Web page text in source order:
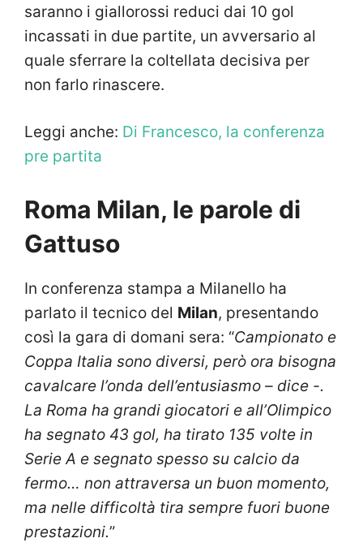
saranno i giallorossi reduci dai 10 gol
incassati in due partite, un avversario al
quale sferrare la coltellata decisiva per
non farlo rinascere.
Leggi anche: Di Francesco, la conferenza
pre partita
Roma Milan, le parole di
Gattuso
In conferenza stampa a Milanello ha
parlato il tecnico del Milan, presentando
così la gara di domani sera: “Campionato e
Coppa Italia sono diversi, però ora bisogna
cavalcare l’onda dell’entusiasmo – dice -.
La Roma ha grandi giocatori e all’Olimpico
ha segnato 43 gol, ha tirato 135 volte in
Serie A e segnato spesso su calcio da
fermo… non attraversa un buon momento,
ma nelle difficoltà tira sempre fuori buone
prestazioni.”